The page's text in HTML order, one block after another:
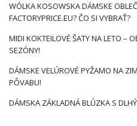
WÓLKA KOSOWSKA DÁMSKE
FACTORYPRICE.EU? ČO SI VYBRAŤ?
MIDI KOKTEILOVÉ ŠATY NA LETO –
SEZÓNY!
DÁMSKE VELÚROVÉ PYŽAMO NA
PÔVABU!
DÁMSKA ZÁKLADNÁ BLÚZKA S